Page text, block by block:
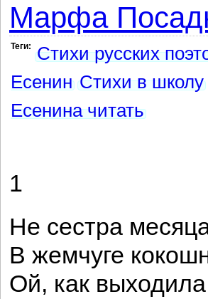
Марфа
Теги: Стихи русских
Есенин Стихи в школу
Есенина читать
1
Не сестра
В жемчуге
Ой, как